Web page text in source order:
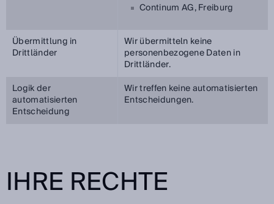
Continum AG, Freiburg
Übermittlung in
Drittländer
Wir übermitteln keine
personenbezogene Daten in
Drittländer.
Logik der
automatisierten
Entscheidung
Wir treffen keine automatisierten
Entscheidungen.
IHRE RECHTE